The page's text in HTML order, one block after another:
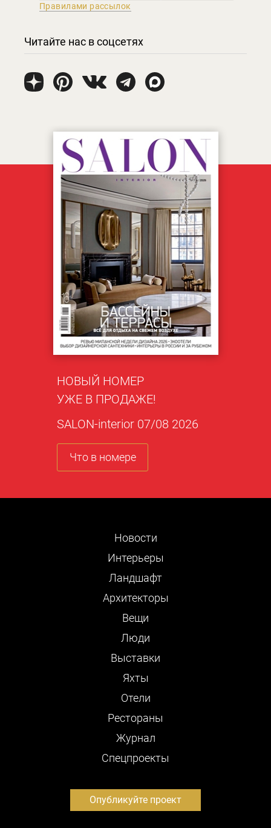
Правилами рассылок
Читайте нас в соцсетях
НОВЫЙ НОМЕР
УЖЕ В ПРОДАЖЕ!
SALON-interior 07/08 2026
Что в номере
Новости
Интерьеры
Ландшафт
Архитекторы
Вещи
Люди
Выставки
Яхты
Отели
Рестораны
Журнал
Cпецпроекты
Опубликуйте проект